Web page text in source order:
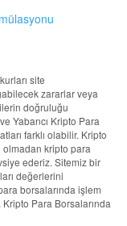
site
zararlar veya
doğruluğu
Yabancı Kripto Para
farklı olabilir. Kripto
olmadan kripto para
ederiz. Sitemiz bir
değerlerini
borsalarında işlem
Para Borsalarında